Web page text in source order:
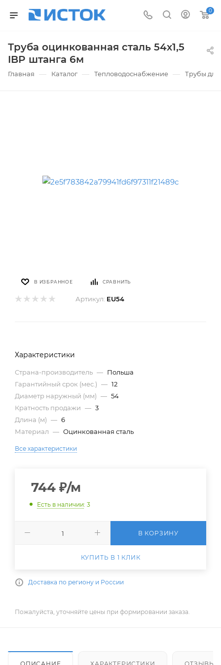
0
Труба оцинкованная сталь 54х1,5
IBP штанга 6м
Главная — Каталог — Тепловодоснабжение — Трубы
В ИЗБРАННОЕ СРАВНИТЬ
Артикул: EU54
Характеристики
Страна-производитель — Польша
Гарантийный срок (мес.) — 12
Диаметр наружный (мм) — 54
Кратность продажи — 3
Длина (м) — 6
Материал — Оцинкованная сталь
Все характеристики
744 ₽/м
Есть в наличии: 3
В КОРЗИНУ
КУПИТЬ В 1 КЛИК
Доставка по региону и России
Пожалуйста, уточняйте цены при формировании заказа.